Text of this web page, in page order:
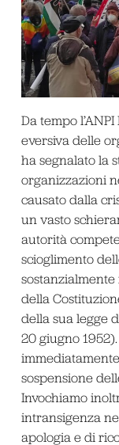
Da tempo
eversiva delle
ha segnalato la
organizzazioni
causato dalla
un vasto
autorità
scioglimento
della
della sua legge
20 giugno
sospensione
Invochiamo
intransigenza
apologia e di